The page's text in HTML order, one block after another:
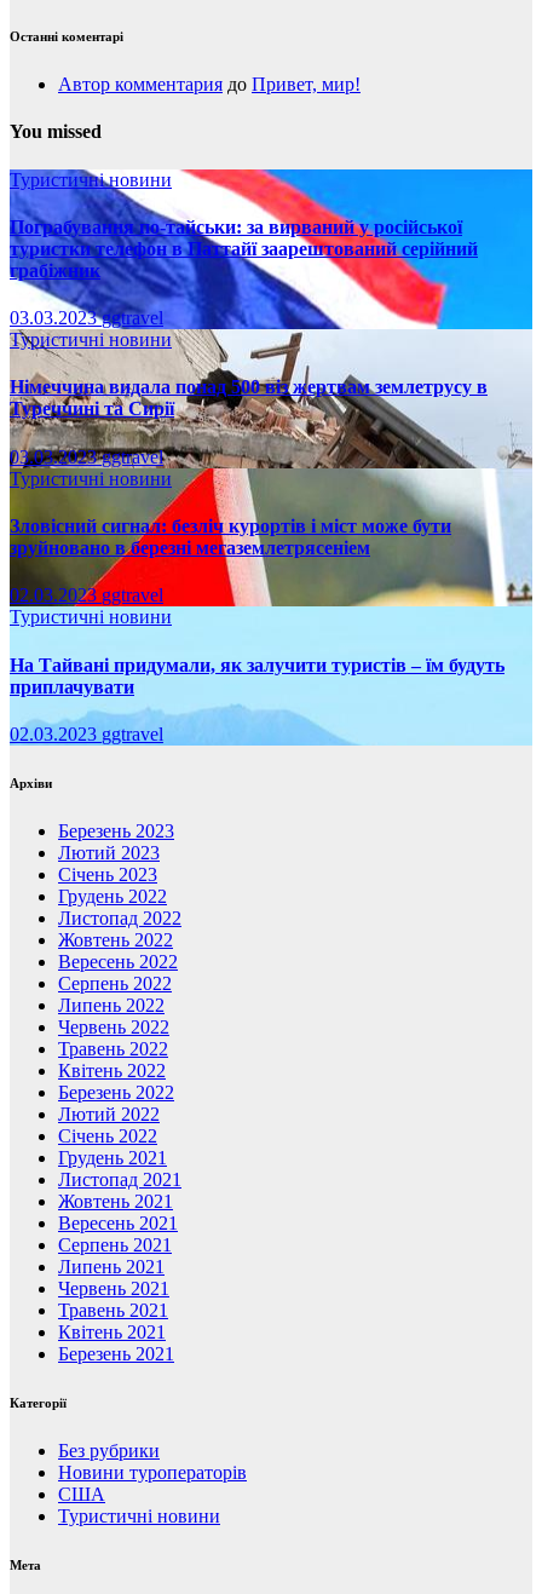
Останні коментарі
Автор комментария до Привет, мир!
You missed
Туристичні новини
Пограбування по-тайськи: за вирваний у російської
туристки телефон в Паттайї заарештований серійний
грабіжник
03.03.2023ggtravel
Туристичні новини
Німеччина видала понад 500 віз жертвам землетрусу в
Туреччині та Сирії
03.03.2023ggtravel
Туристичні новини
Зловісний сигнал: безліч курортів і міст може бути
зруйновано в березні мегаземлетрясеніем
02.03.2023 ggtravel
Туристичні новини
На Тайвані придумали, як залучити туристів – їм будуть
приплачувати
02.03.2023 ggtravel
Архіви
Березень 2023
Лютий 2023
Січень 2023
Грудень 2022
Листопад 2022
Жовтень 2022
Вересень 2022
Серпень 2022
Липень 2022
Червень 2022
Травень 2022
Квітень 2022
Березень 2022
Лютий 2022
Січень 2022
Грудень 2021
Листопад 2021
Жовтень 2021
Вересень 2021
Серпень 2021
Липень 2021
Червень 2021
Травень 2021
Квітень 2021
Березень 2021
Категорії
Без рубрики
Новини туроператорів
США
Туристичні новини
Мета